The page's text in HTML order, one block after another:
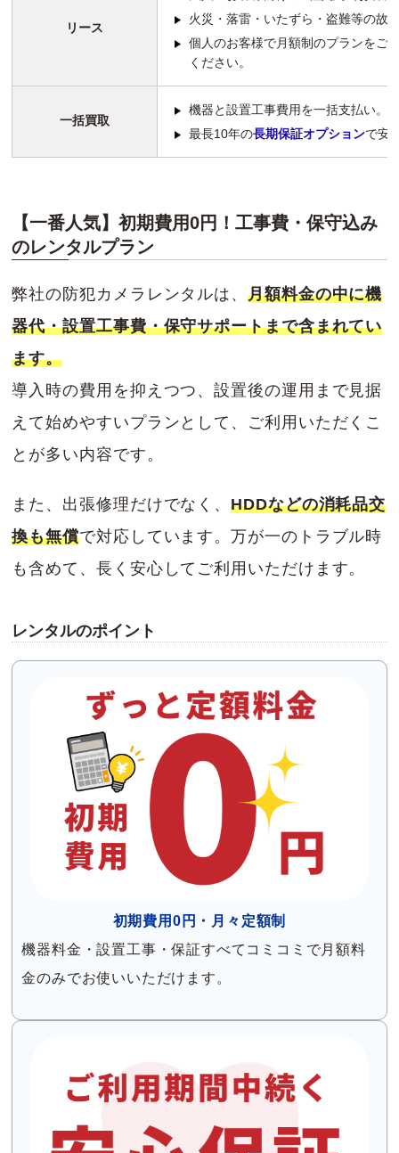
リース
火災・落雷・いたずら・盗難等の故
個人のお客様で月額制のプランをご
ください。
一括買取
機器と設置工事費用を一括支払い。
最長10年の長期保証オプションで安
【一番人気】初期費用0円！工事費・保守込み
のレンタルプラン
弊社の防犯カメラレンタルは、月額料金の中に機
器代・設置工事費・保守サポートまで含まれてい
ます。
導入時の費用を抑えつつ、設置後の運用まで見据
えて始めやすいプランとして、ご利用いただくこ
とが多い内容です。
また、出張修理だけでなく、HDDなどの消耗品交
換も無償で対応しています。万が一のトラブル時
も含めて、長く安心してご利用いただけます。
レンタルのポイント
初期費用0円・月々定額制
機器料金・設置工事・保証すべてコミコミで月額料
金のみでお使いいただけます。